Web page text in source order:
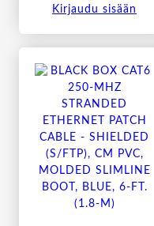
Kirjaudu sisään